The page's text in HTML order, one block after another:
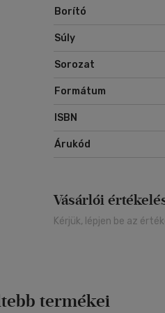
Megoldások
Borító
Súly
Sorozat
Formátum
ISBN
Árukód
Vásárlói
Kérjük, lépjen be az
termékei